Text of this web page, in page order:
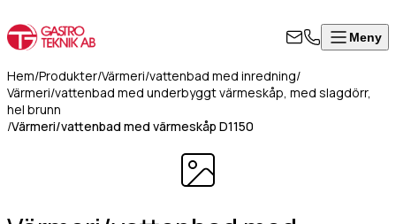
Meny
Hem/Produkter/Värmeri/vattenbad med inredning/
Värmeri/vattenbad med underbyggt värmeskåp, med slagdörr,
hel brunn
/Värmeri/vattenbad med värmeskåp D1150
Stäng
Värmeskåp, hög modell
Värmeskåp med skjutdörrar
Värmeri/vattenbad med inredning
Värmeri för korv, mos, bröd